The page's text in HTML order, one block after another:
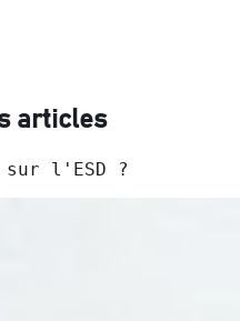
articles
l'ESD ?